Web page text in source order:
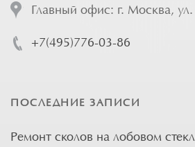
Главный офис: г. Москва,
+7(495)776-03-86
ПОСЛЕДНИЕ ЗАПИСИ
Ремонт сколов на лобовом